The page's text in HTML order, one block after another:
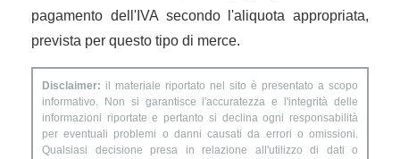
pagamento dell'IVA secondo l'aliquota appropriata,
prevista per questo tipo di merce.
Disclaimer: il materiale riportato nel sito è presentato a scopo
informativo. Non si garantisce l'accuratezza e l'integrità delle
informazioni riportate e pertanto si declina ogni responsabilità
per eventuali problemi o danni causati da errori o omissioni.
Qualsiasi decisione presa in relazione all'utilizzo di dati o